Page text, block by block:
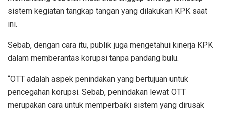
sistem kegiatan tangkap tangan yang dilakukan KPK saat
ini.
Sebab, dengan cara itu, publik juga mengetahui kinerja KPK
dalam memberantas korupsi tanpa pandang bulu.
“OTT adalah aspek penindakan yang bertujuan untuk
pencegahan korupsi. Sebab, penindakan lewat OTT
merupakan cara untuk memperbaiki sistem yang dirusak